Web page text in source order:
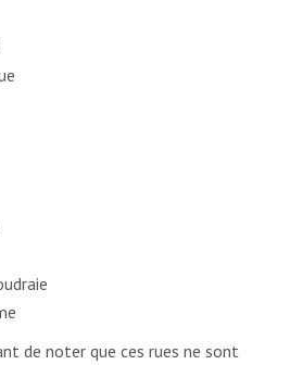
de noter que ces rues ne sont